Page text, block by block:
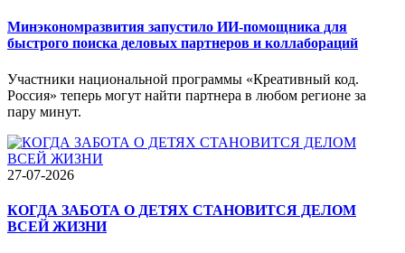
Минэкономразвития запустило ИИ-помощника для
быстрого поиска деловых партнеров и коллабораций
Участники национальной программы «Креативный код.
Россия» теперь могут найти партнера в любом регионе за
пару минут.
27-07-2026
КОГДА ЗАБОТА О ДЕТЯХ СТАНОВИТСЯ ДЕЛОМ
ВСЕЙ ЖИЗНИ